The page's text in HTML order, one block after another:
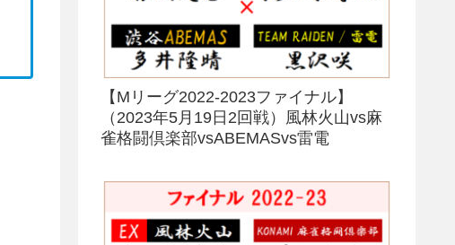
【Mリーグ2022-2023ファイナル】
（2023年5月19日2回戦）風林火山vs麻
雀格闘倶楽部vsABEMASvs雷電